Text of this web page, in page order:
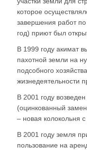
которое
завершения работ по
год) приют был
В 1999 году акимат
пахотной земли на
подсобного
жизнедеятельности
В 2001 году
(оцинкованный
– новая колокольня
В 2001 году земля
пользование на